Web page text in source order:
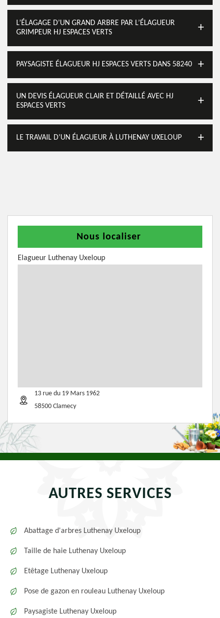
L’ÉLAGAGE D’UN GRAND ARBRE PAR L’ÉLAGUEUR
GRIMPEUR HJ ESPACES VERTS
PAYSAGISTE ÉLAGUEUR HJ ESPACES VERTS DANS 58240
UN DEVIS ÉLAGUEUR CLAIR ET DÉTAILLÉ AVEC HJ
ESPACES VERTS
LE TRAVAIL D’UN ÉLAGUEUR À LUTHENAY UXELOUP
Nous localiser
Elagueur Luthenay Uxeloup
13 rue du 19 Mars 1962
58500 Clamecy
AUTRES SERVICES
Abattage d'arbres Luthenay Uxeloup
Taille de haie Luthenay Uxeloup
Etêtage Luthenay Uxeloup
Pose de gazon en rouleau Luthenay Uxeloup
Paysagiste Luthenay Uxeloup